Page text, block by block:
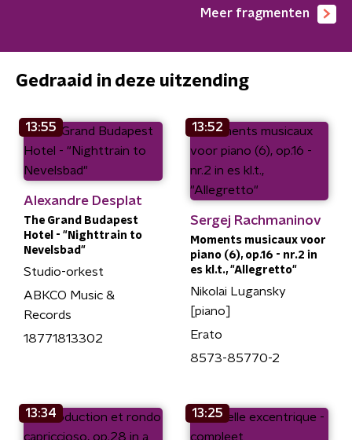
Meer fragmenten
Gedraaid in deze uitzending
13:55
Alexandre Desplat
The Grand Budapest
Hotel - "Nighttrain to
Nevelsbad"
Studio-orkest
ABKCO Music &
Records
18771813302
13:52
Sergej Rachmaninov
Moments musicaux voor
piano (6), op.16 - nr.2 in
es kl.t., "Allegretto"
Nikolai Lugansky
[piano]
Erato
8573-85770-2
13:34 13:25